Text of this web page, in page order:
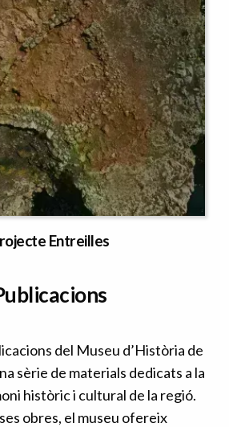
Entreilles
del Museu d’Història de
sèrie de materials dedicats a la
històric i cultural de la regió.
obres, el museu ofereix